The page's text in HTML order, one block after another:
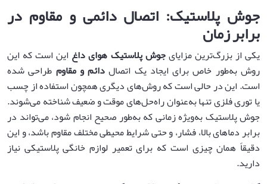
جوش پلاستیک: اتصال دائمی و مقاوم در
برابر زمان
یکی از بزرگ‌ترین مزایایجوش پلاستیک هوای داغ این است که این
روش به‌طور خاص برای ایجاد یک اتصالدائم و مقاوم طراحی شده
است. این در حالی است که روش‌های دیگری همچون استفاده از چسب
یا توری فلزی تنها به‌عنوان راه‌حل‌های موقت و ضعیف شناخته می‌شوند.
جوش پلاستیک به‌ویژه زمانی که به‌طور صحیح انجام شود، می‌تواند در
برابر دماهای بالا، فشار، و حتی شرایط محیطی مختلف مقاوم باشد، و این
دقیقاً همان چیزی است که برای تعمیر لوازم خانگی پلاستیکی نیاز
دارید.